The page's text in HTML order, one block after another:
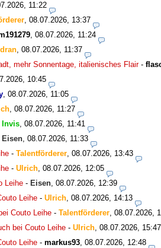
11:22
, 08.07.2026, 13:37
, 08.07.2026, 11:24
, 08.07.2026, 11:37
mehr Sonnentage, italienisches Flair-
10:45
, 08.07.2026, 11:05
, 08.07.2026, 11:27
Invis, 08.07.2026, 11:41
Eisen, 08.07.2026, 11:33
- Talentförderer, 08.07.2026, 13:43
- Ulrich, 08.07.2026, 12:05
Leihe - Eisen, 08.07.2026, 12:39
Leihe - Ulrich, 08.07.2026, 14:13
Couto Leihe - Talentförderer, 08.07.2026,
bei Couto Leihe - Ulrich, 08.07.2026, 15:47
Leihe - markus93, 08.07.2026, 12:48